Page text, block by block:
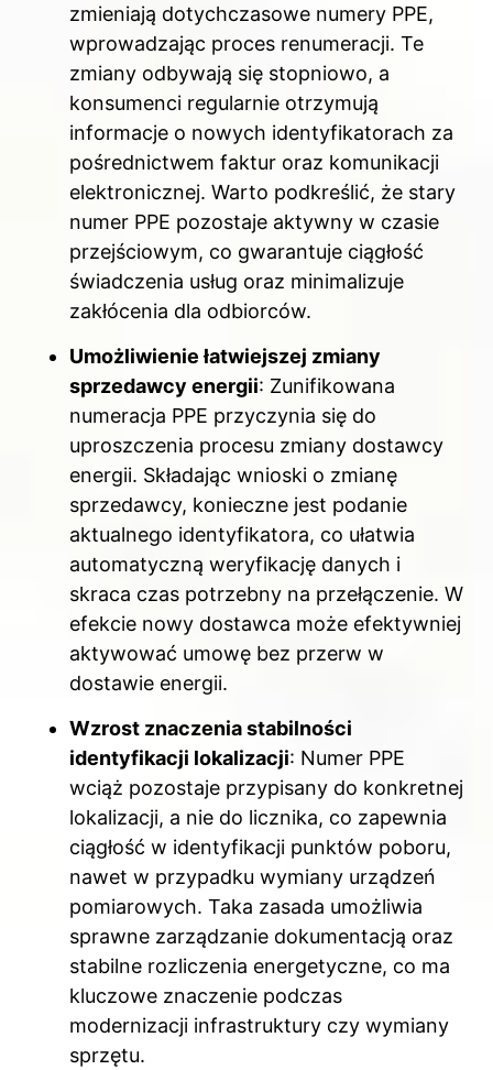
zmieniają dotychczasowe numery PPE,
wprowadzając proces renumeracji. Te
zmiany odbywają się stopniowo, a
konsumenci regularnie otrzymują
informacje o nowych identyfikatorach za
pośrednictwem faktur oraz komunikacji
elektronicznej. Warto podkreślić, że stary
numer PPE pozostaje aktywny w czasie
przejściowym, co gwarantuje ciągłość
świadczenia usług oraz minimalizuje
zakłócenia dla odbiorców.
Umożliwienie łatwiejszej zmiany
sprzedawcy energii: Zunifikowana
numeracja PPE przyczynia się do
uproszczenia procesu zmiany dostawcy
energii. Składając wnioski o zmianę
sprzedawcy, konieczne jest podanie
aktualnego identyfikatora, co ułatwia
automatyczną weryfikację danych i
skraca czas potrzebny na przełączenie. W
efekcie nowy dostawca może efektywniej
aktywować umowę bez przerw w
dostawie energii.
Wzrost znaczenia stabilności
identyfikacji lokalizacji: Numer PPE
wciąż pozostaje przypisany do konkretnej
lokalizacji, a nie do licznika, co zapewnia
ciągłość w identyfikacji punktów poboru,
nawet w przypadku wymiany urządzeń
pomiarowych. Taka zasada umożliwia
sprawne zarządzanie dokumentacją oraz
stabilne rozliczenia energetyczne, co ma
kluczowe znaczenie podczas
modernizacji infrastruktury czy wymiany
sprzętu.